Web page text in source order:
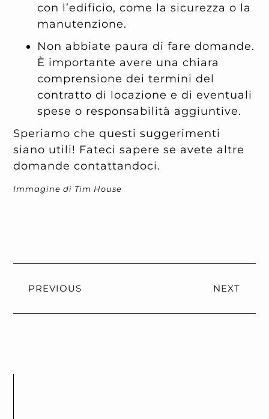
con l’edificio, come la sicurezza o la
manutenzione.
Non abbiate paura di fare domande.
È importante avere una chiara
comprensione dei termini del
contratto di locazione e di eventuali
spese o responsabilità aggiuntive.
Speriamo che questi suggerimenti
siano utili! Fateci sapere se avete altre
domande contattandoci.
Immagine di Tim House
PREVIOUS NEXT